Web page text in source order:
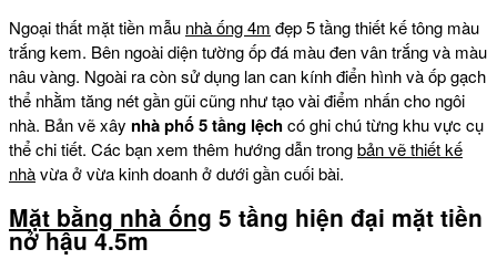
Ngoại thất mặt tiền mẫu nhà ống 4m đẹp 5 tầng thiết kế tông màu
trắng kem. Bên ngoài diện tường ốp đá màu đen vân trắng và màu
nâu vàng. Ngoài ra còn sử dụng lan can kính điển hình và ốp gạch
thể nhằm tăng nét gần gũi cũng như tạo vài điểm nhấn cho ngôi
nhà. Bản vẽ xây nhà phố 5 tầng lệchcó ghi chú từng khu vực cụ
thể chi tiết. Các bạn xem thêm hướng dẫn trongbản vẽ thiết kế
nhàvừa ở vừa kinh doanh ở dưới gần cuối bài.
Mặt bằng nhà ống 5 tầng hiện đại mặt tiền
nở hậu 4.5m